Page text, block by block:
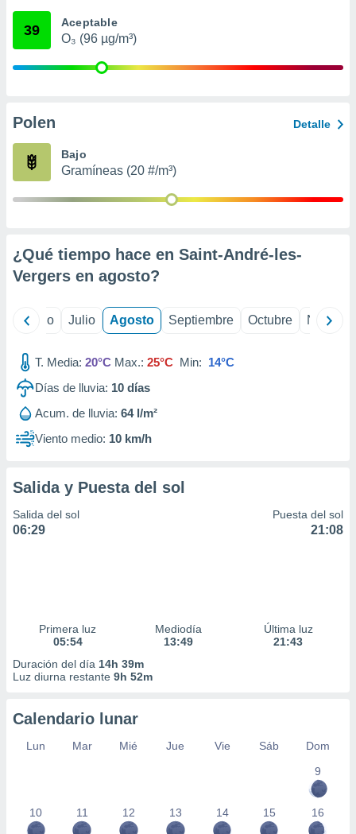
mediante
publicidad
de
39 Aceptable
O₃ (96 µg/m³)
Polen Detalle
Bajo
Gramíneas (20 #/m³)
¿Qué tiempo hace en Saint-André-les-
Vergers en agosto?
Junio Julio Agosto Septiembre Octubre
T. Media: 20°C Max.: 25°C Min: 14°C
Días de lluvia: 10 días
Acum. de lluvia: 64 l/m²
Viento medio: 10 km/h
Salida y Puesta del sol
Salida del sol
06:29
Puesta del sol
21:08
Primera luz
05:54
Mediodía
13:49
Última luz
21:43
Duración del día 14h 39m
Luz diurna restante 9h 52m
Calendario lunar
Lun Mar Mié Jue Vie Sáb
Dom
9
10 11 12 13 14 15 16